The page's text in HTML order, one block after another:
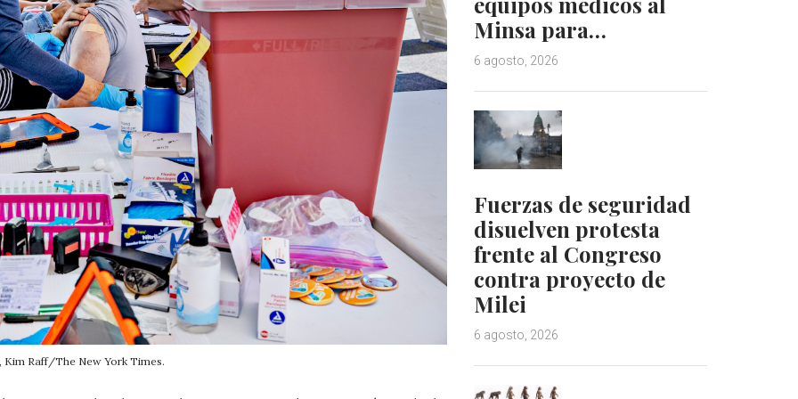
Kim Raff/The New York Times.
Minsa para…
6 agosto, 2026
Fuerzas de seguridad
disuelven protesta
frente al Congreso
contra proyecto de
Milei
6 agosto, 2026